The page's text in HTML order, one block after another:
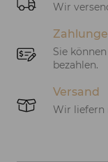
Wir
Sie
bezahlen.
Versand
Wir liefern